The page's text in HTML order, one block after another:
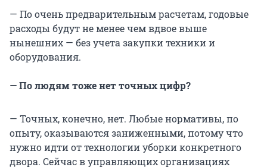
— По очень предварительным расчетам, годовые
расходы будут не менее чем вдвое выше
нынешних — без учета закупки техники и
оборудования.
— По людям тоже нет точных цифр?
— Точных, конечно, нет. Любые нормативы, по
опыту, оказываются заниженными, потому что
нужно идти от технологии уборки конкретного
двора. Сейчас в управляющих организациях